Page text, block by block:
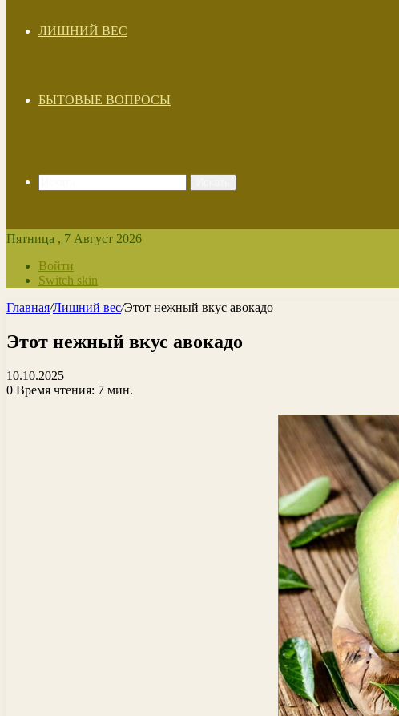
ЛИШНИЙ ВЕС
БЫТОВЫЕ ВОПРОСЫ
Пятница , 7 Август 2026
Войти
Switch skin
Главная/Лишний вес/Этот нежный вкус авокадо
Этот нежный вкус авокадо
10.10.2025
0 Время чтения: 7 мин.